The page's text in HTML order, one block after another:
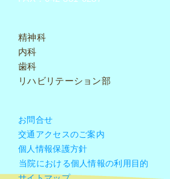
精神科
内科
歯科
リハビリテーション部
お問合せ
交通アクセスのご案内
個人情報保護方針
当院における個人情報の利用目的